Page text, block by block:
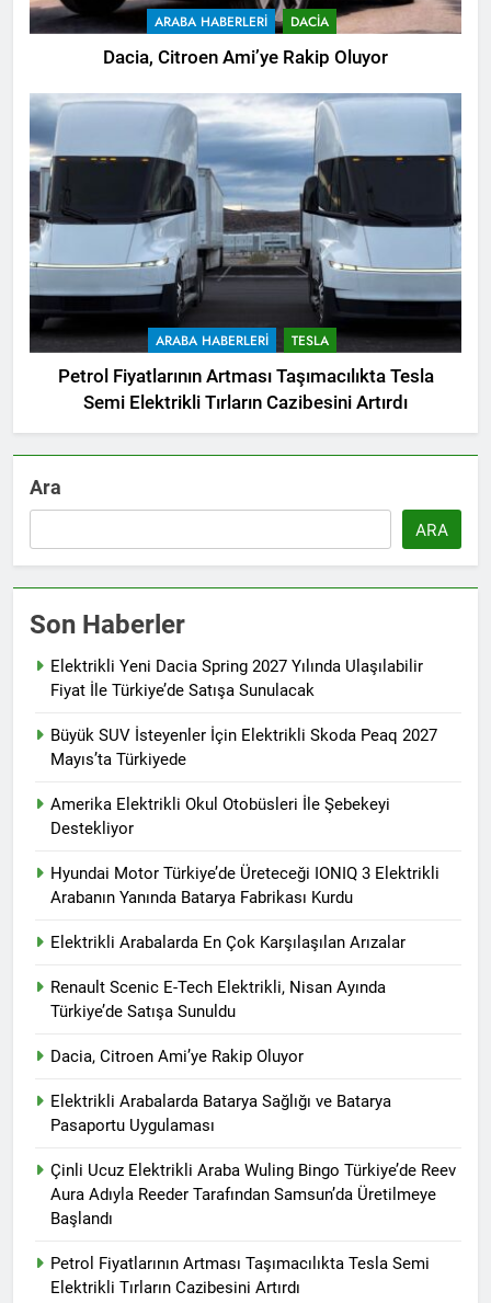
ARABA HABERLERI DACIA
Dacia, Citroen Ami’ye Rakip Oluyor
ARABA HABERLERI TESLA
Petrol Fiyatlarının Artması Taşımacılıkta Tesla
Semi Elektrikli Tırların Cazibesini Artırdı
Ara
ARA
Son Haberler
Elektrikli Yeni Dacia Spring 2027 Yılında Ulaşılabilir
Fiyat İle Türkiye’de Satışa Sunulacak
Büyük SUV İsteyenler İçin Elektrikli Skoda Peaq 2027
Mayıs’ta Türkiyede
Amerika Elektrikli Okul Otobüsleri İle Şebekeyi
Destekliyor
Hyundai Motor Türkiye’de Üreteceği IONIQ 3 Elektrikli
Arabanın Yanında Batarya Fabrikası Kurdu
Elektrikli Arabalarda En Çok Karşılaşılan Arızalar
Renault Scenic E-Tech Elektrikli, Nisan Ayında
Türkiye’de Satışa Sunuldu
Dacia, Citroen Ami’ye Rakip Oluyor
Elektrikli Arabalarda Batarya Sağlığı ve Batarya
Pasaportu Uygulaması
Çinli Ucuz Elektrikli Araba Wuling Bingo Türkiye’de Reev
Aura Adıyla Reeder Tarafından Samsun’da Üretilmeye
Başlandı
Petrol Fiyatlarının Artması Taşımacılıkta Tesla Semi
Elektrikli Tırların Cazibesini Artırdı